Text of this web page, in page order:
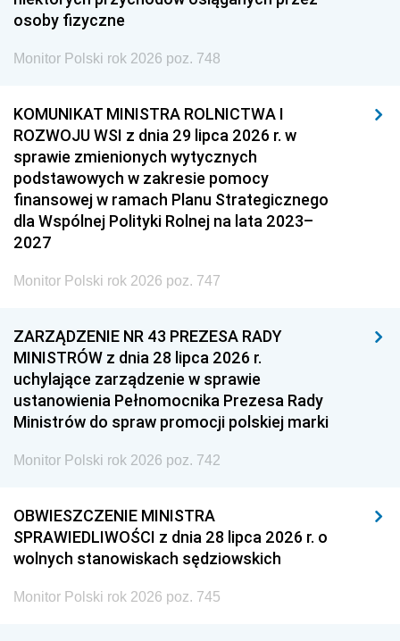
osoby fizyczne
Monitor Polski rok 2026 poz. 748
KOMUNIKAT MINISTRA ROLNICTWA I
ROZWOJU WSI z dnia 29 lipca 2026 r. w
sprawie zmienionych wytycznych
podstawowych w zakresie pomocy
finansowej w ramach Planu Strategicznego
dla Wspólnej Polityki Rolnej na lata 2023–
2027
Monitor Polski rok 2026 poz. 747
ZARZĄDZENIE NR 43 PREZESA RADY
MINISTRÓW z dnia 28 lipca 2026 r.
uchylające zarządzenie w sprawie
ustanowienia Pełnomocnika Prezesa Rady
Ministrów do spraw promocji polskiej marki
Monitor Polski rok 2026 poz. 742
OBWIESZCZENIE MINISTRA
SPRAWIEDLIWOŚCI z dnia 28 lipca 2026 r. o
wolnych stanowiskach sędziowskich
Monitor Polski rok 2026 poz. 745